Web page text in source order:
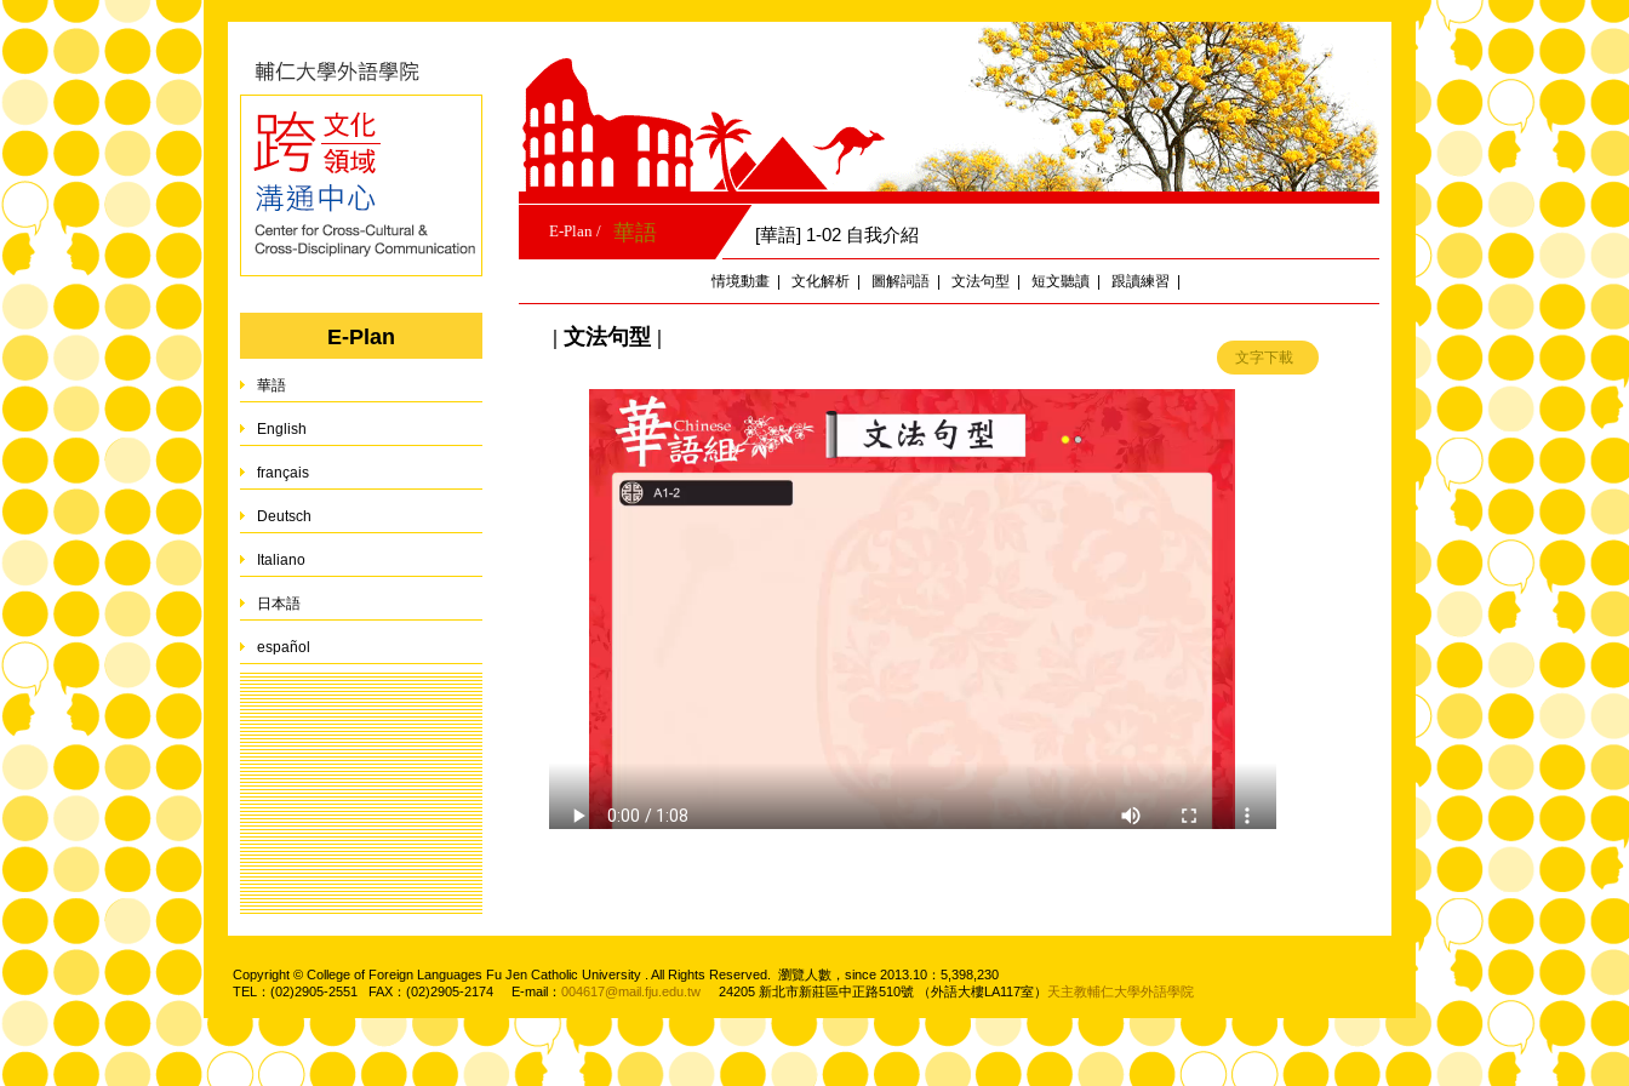
E-Plan
華語
English
français
Deutsch
Italiano
日本語
español
E-Plan / 華語 [華語] 1-02 自我介紹
情境動畫| 文化解析| 圖解詞語| 文法句型 短文聽讀| 跟讀練習
| 文法句型 |
文字下載
Copyright © College of Foreign Languages Fu Jen Catholic University . All Rights Reserved. 瀏覽人數，since 2013.10：5,398,230
TEL：(02)2905-2551 FAX：(02)2905-2174 E-mail： 004617@mail.fju.edu.tw 24205 新北市新莊區中正路510號 （外語大樓LA117室） 天主教輔仁大學外語學院